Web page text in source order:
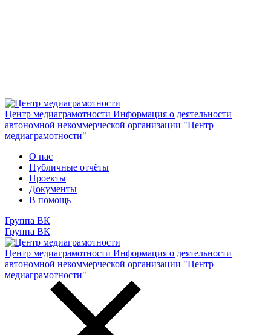
Центр медиаграмотности Информация о деятельности
автономной некоммерческой организации "Центр
медиаграмотности"
О нас
Публичные отчёты
Проекты
Документы
В помощь
Группа ВК
Группа ВК
Центр медиаграмотности Информация о деятельности
автономной некоммерческой организации "Центр
медиаграмотности"